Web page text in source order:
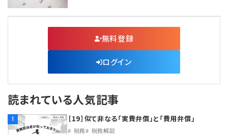
無料登録
ログイン
読まれている人気記事
1 ［19］似て非なる「実費弁償」と「費用弁償」
税務 税務解説